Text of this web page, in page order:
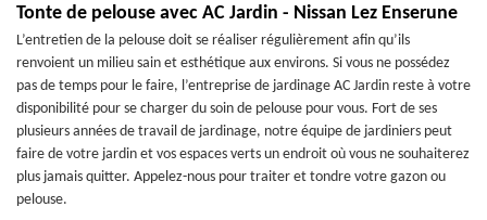
Tonte de pelouse avec AC Jardin - Nissan Lez Enserune
L’entretien de la pelouse doit se réaliser régulièrement afin qu’ils
renvoient un milieu sain et esthétique aux environs. Si vous ne possédez
pas de temps pour le faire, l’entreprise de jardinage AC Jardin reste à votre
disponibilité pour se charger du soin de pelouse pour vous. Fort de ses
plusieurs années de travail de jardinage, notre équipe de jardiniers peut
faire de votre jardin et vos espaces verts un endroit où vous ne souhaiterez
plus jamais quitter. Appelez-nous pour traiter et tondre votre gazon ou
pelouse.